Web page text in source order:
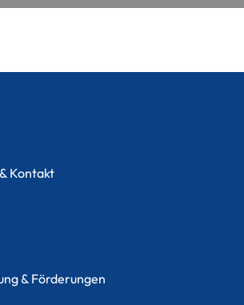
Kontakt
& Förderungen